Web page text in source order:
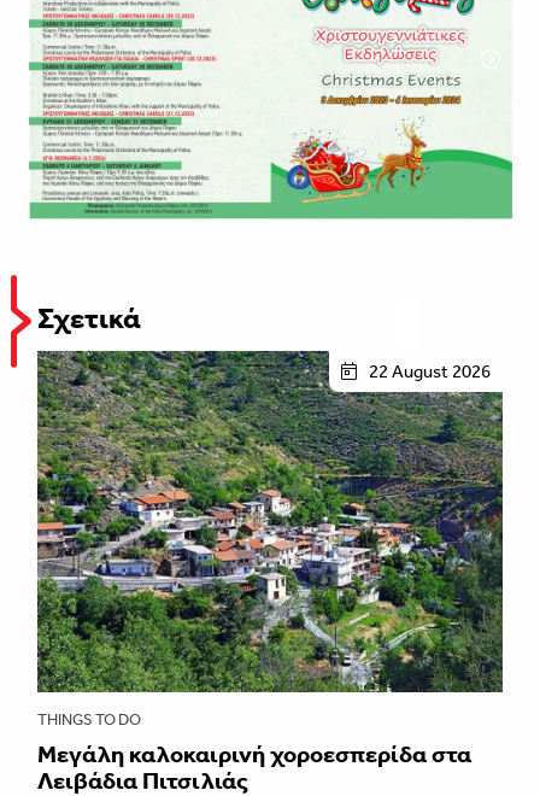
Σχετικά
22 August 2026
THINGS TO DO
Μεγάλη καλοκαιρινή χοροεσπερίδα στα
Λειβάδια Πιτσιλιάς